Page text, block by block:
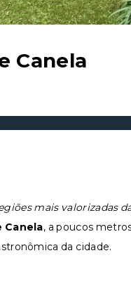
Canela
mais valorizadas
Canela, a poucos
da cidade.